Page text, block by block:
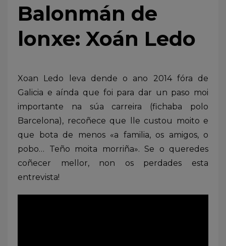
Balonmán de
lonxe: Xoán Ledo
Xoan Ledo leva dende o ano 2014 fóra de
Galicia e aínda que foi para dar un paso moi
importante na súa carreira (fichaba polo
Barcelona), recoñece que lle custou moito e
que bota de menos «a familia, os amigos, o
pobo… Teño moita morriña». Se o queredes
coñecer mellor, non os perdades esta
entrevista!